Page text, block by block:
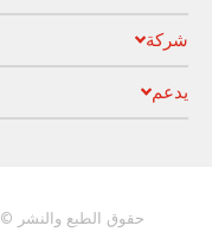
شركة
يدعم
حقوق الطبع والنشر © 2026, نيوتوب. جميع الحقوق محفوظة.